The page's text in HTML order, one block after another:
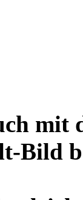
mit
Bild